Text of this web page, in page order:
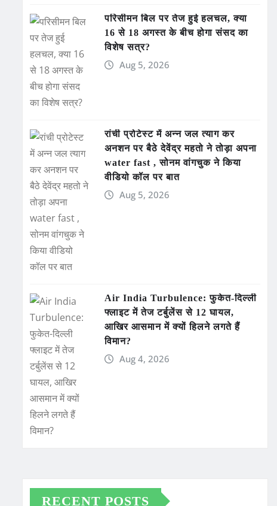
परिसीमन बिल पर तेज हुई हलचल, क्या
16 से 18 अगस्त के बीच होगा संसद का
विशेष सत्र?
Aug 5, 2026
रांची प्रोटेस्ट में अन्न जल त्याग कर
अनशन पर बैठे देवेंद्र महतो ने तोड़ा अपना
water fast , सोनम वांगचुक ने किया
वीडियो कॉल पर बात
Aug 5, 2026
Air India Turbulence: फुकेत-दिल्ली
फ्लाइट में तेज टर्बुलेंस से 12 घायल,
आखिर आसमान में क्यों हिलने लगते हैं
विमान?
Aug 4, 2026
RECENT POSTS